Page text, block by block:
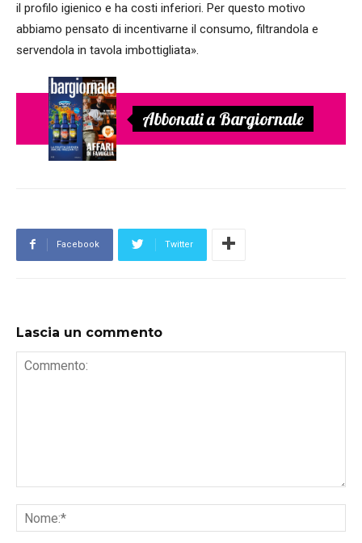
il profilo igienico e ha costi inferiori. Per questo motivo
abbiamo pensato di incentivarne il consumo, filtrandola e
servendola in tavola imbottigliata».
Abbonati a Bargiornale
Facebook Twitter
Lascia un commento